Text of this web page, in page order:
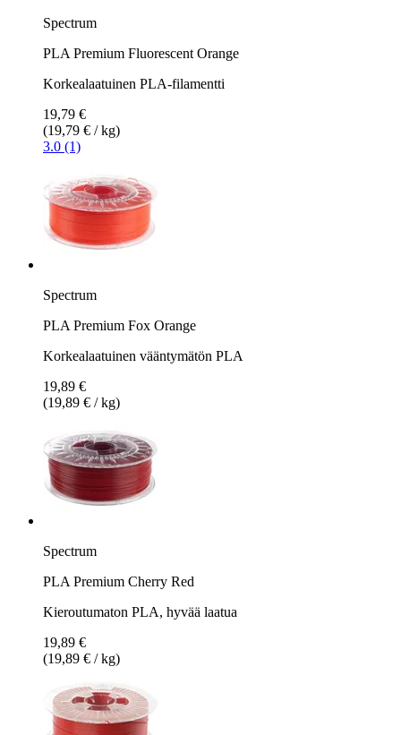
Spectrum
PLA Premium Fluorescent Orange
Korkealaatuinen PLA-filamentti
19,79 €
(19,79 € / kg)
3.0 (1)
Spectrum
PLA Premium Fox Orange
Korkealaatuinen vääntymätön PLA
19,89 €
(19,89 € / kg)
Spectrum
PLA Premium Cherry Red
Kieroutumaton PLA, hyvää laatua
19,89 €
(19,89 € / kg)